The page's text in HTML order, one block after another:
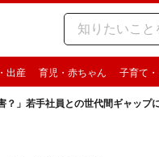
出産 育児・赤ちゃん 子育て
？」若手社員との世代間ギャップ